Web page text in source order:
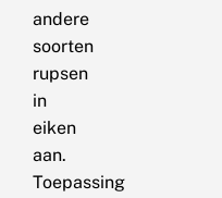
andere
soorten
rupsen
in
eiken
aan.
Toepassing